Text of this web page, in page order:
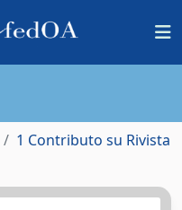
1 Contributo su Rivista